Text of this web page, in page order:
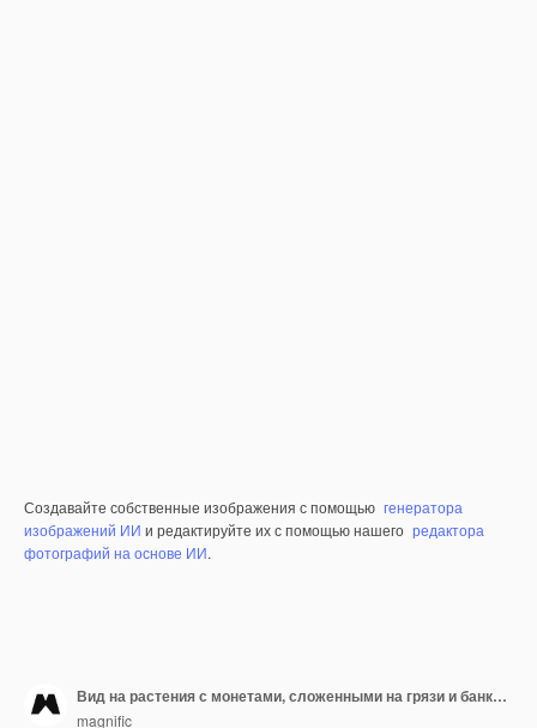
Создавайте собственные изображения с помощью генератора
изображений ИИ и редактируйте их с помощью нашего редактора
фотографий на основе ИИ.
Вид на растения с монетами, сложенными на грязи и банкнотах
magnific